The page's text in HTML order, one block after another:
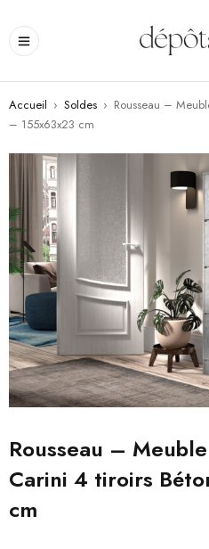
Accueil › Soldes › Rousseau –
– 155x63x23 cm
Rousseau –
Carini 4 tiroirs
cm